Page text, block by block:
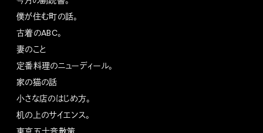
僕が住む町の話。
古着のABC。
妻のこと
定番料理のニューディール。
家の猫の話
小さな店のはじめ方。
机の上のサイエンス。